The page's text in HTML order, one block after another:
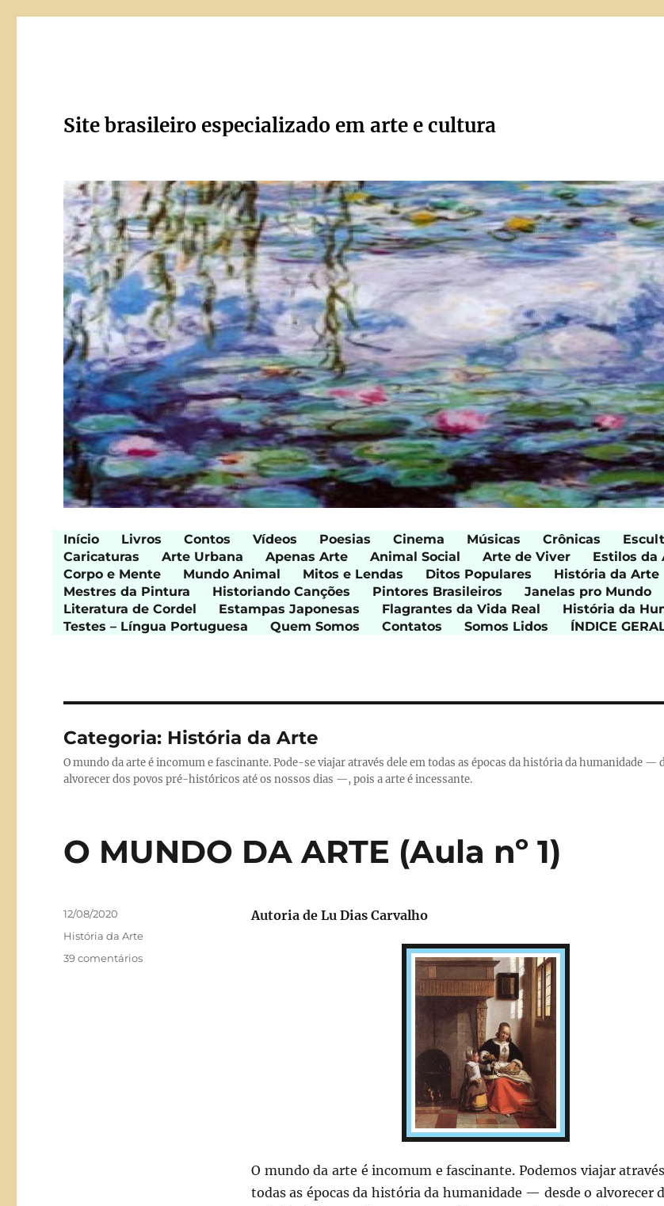
Site brasileiro especializado em arte e cultura
Início Livros Contos Vídeos Poesias Cinema Músicas Crônicas
Caricaturas
Arte Urbana Apenas Arte Animal Social Arte de Viver Estilos da
Corpo e Mente
Mundo Animal Mitos e Lendas Ditos Populares História da Arte
Mestres da Pintura
Historiando Canções Pintores Brasileiros Janelas pro Mundo
Literatura de Cordel
Estampas Japonesas Flagrantes da Vida Real História da
Testes – Língua Portuguesa
Quem Somos Contatos Somos Lidos ÍNDICE
Categoria: História da Arte
O mundo da arte é incomum e fascinante. Pode-se viajar através dele em todas as épocas da história da humanidade —
alvorecer dos povos pré-históricos até os nossos dias —, pois a arte é incessante.
O MUNDO DA ARTE (Aula nº 1)
Autoria de Lu Dias Carvalho
O mundo da arte é incomum e fascinante. Podemos viajar
todas as épocas da história da humanidade — desde o alvorecer
Publicado
em
12/08/2020
Categorias
História da Arte
39 comentáriosem